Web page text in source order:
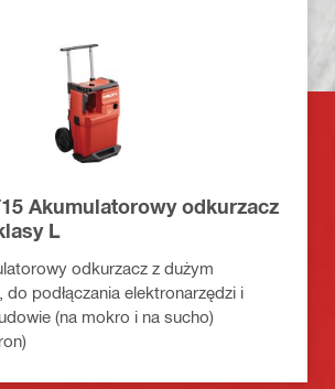
Akumulatorowy odkurzacz
L
odkurzacz z dużym
do podłączania elektronarzędzi i
(na mokro i na sucho)